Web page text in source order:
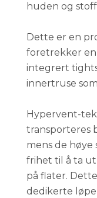
huden og
Dette er en
foretrekker
integrert
innertruse
Hypervent-
transporteres
mens de høye
frihet til å ta
på flater.
dedikerte